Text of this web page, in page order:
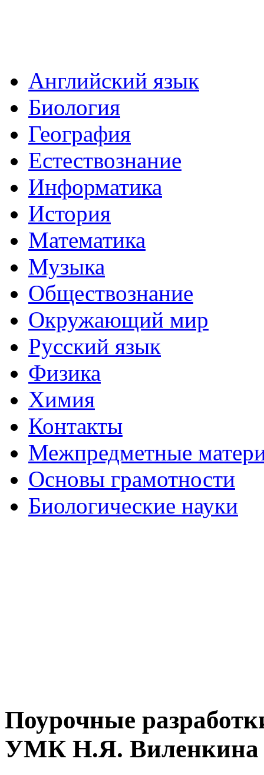
Английский язык
Биология
География
Естествознание
Информатика
История
Математика
Музыка
Обществознание
Окружающий мир
Русский язык
Физика
Химия
Контакты
Межпредметные
Основы грамотности
Биологические науки
Поурочные
УМК Н.Я. Виленкина